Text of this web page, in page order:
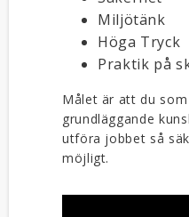
Miljötänk
Höga Tryck
Praktik på
Målet är att du
grundläggande
utföra jobbet så
möjligt.